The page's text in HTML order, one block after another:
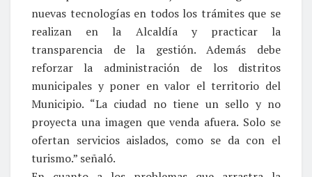
nuevas tecnologías en todos los trámites que se
realizan en la Alcaldía y practicar la
transparencia de la gestión. Además debe
reforzar la administración de los distritos
municipales y poner en valor el territorio del
Municipio. “La ciudad no tiene un sello y no
proyecta una imagen que venda afuera. Solo se
ofertan servicios aislados, como se da con el
turismo.” señaló.